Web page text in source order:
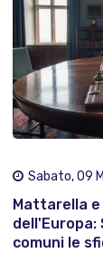
Sabato, 09
Mattarella
comuni le